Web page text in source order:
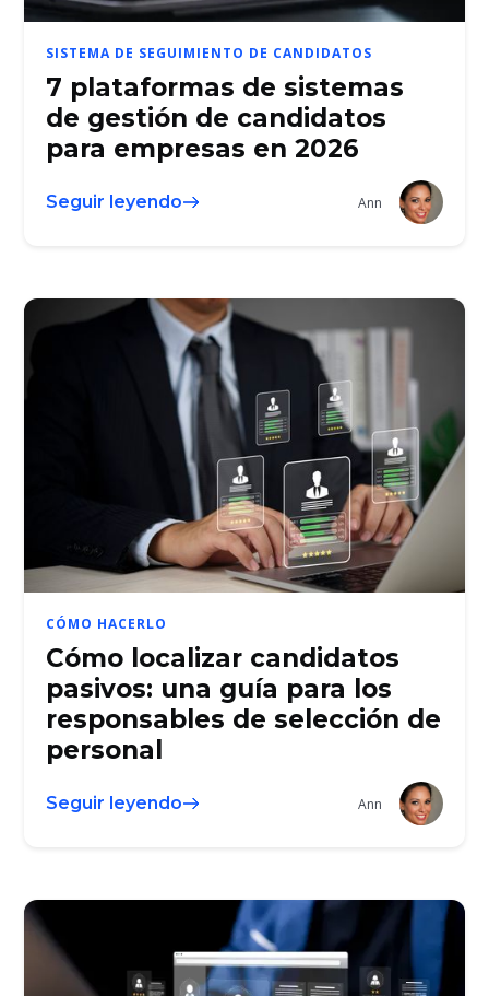
SISTEMA DE SEGUIMIENTO DE CANDIDATOS
7 plataformas de sistemas
de gestión de candidatos
para empresas en 2026
Seguir leyendo Ann
CÓMO HACERLO
Cómo localizar candidatos
pasivos: una guía para los
responsables de selección de
personal
Seguir leyendo Ann